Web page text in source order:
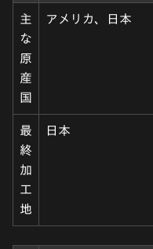
主
な
原
産
国
アメリカ、日本
最
終
加
工
地
日本